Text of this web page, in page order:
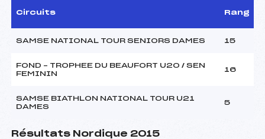
Circuits Rang
SAMSE NATIONAL TOUR SENIORS DAMES 15
FOND – TROPHEE DU BEAUFORT U20 / SEN
FEMININ
16
SAMSE BIATHLON NATIONAL TOUR U21
DAMES
5
Résultats Nordique 2015